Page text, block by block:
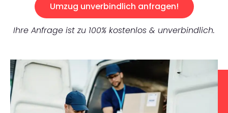
Umzug unverbindlich anfragen!
Ihre Anfrage ist zu 100% kostenlos & unverbindlich.